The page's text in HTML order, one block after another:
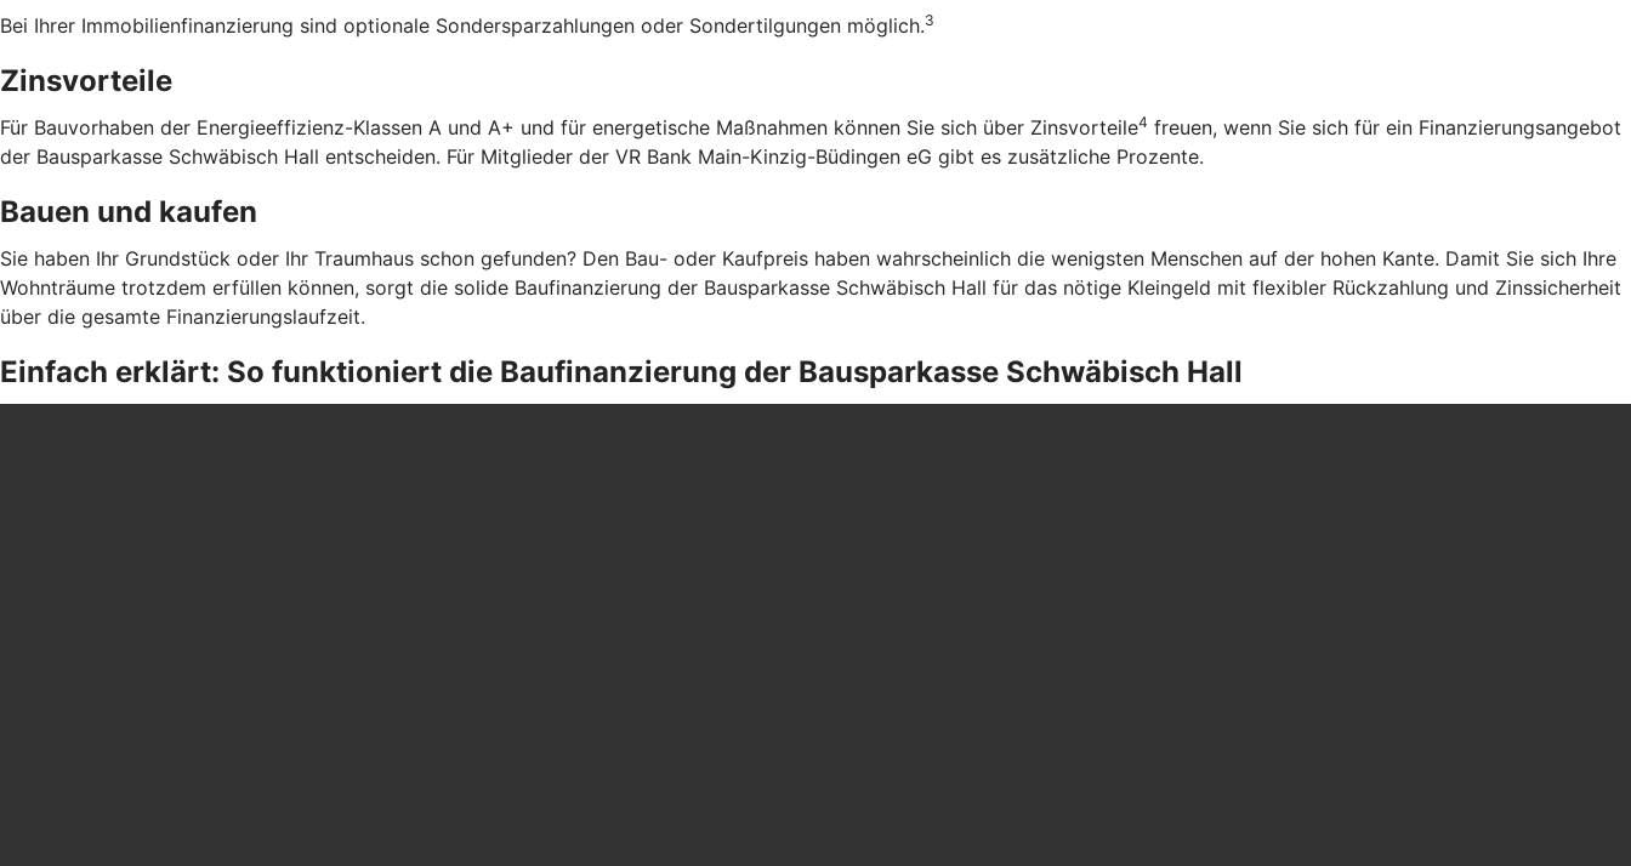
Bei Ihrer Immobilienfinanzierung sind optionale Sondersparzahlungen oder Sondertilgungen möglich.3
Zinsvorteile
Für Bauvorhaben der Energieeffizienz-Klassen A und A+ und für energetische Maßnahmen können Sie sich über Zinsvorteile4 freuen, wenn Sie sich für ein Finanzierungsangebot
der Bausparkasse Schwäbisch Hall entscheiden. Für Mitglieder der VR Bank Main-Kinzig-Büdingen eG gibt es zusätzliche Prozente.
Bauen und kaufen
Sie haben Ihr Grundstück oder Ihr Traumhaus schon gefunden? Den Bau- oder Kaufpreis haben wahrscheinlich die wenigsten Menschen auf der hohen Kante. Damit Sie sich Ihre
Wohnträume trotzdem erfüllen können, sorgt die solide Baufinanzierung der Bausparkasse Schwäbisch Hall für das nötige Kleingeld mit flexibler Rückzahlung und Zinssicherheit
über die gesamte Finanzierungslaufzeit.
Einfach erklärt: So funktioniert die Baufinanzierung der Bausparkasse Schwäbisch Hall